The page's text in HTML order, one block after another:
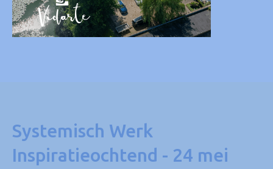
Systemisch Werk
Inspiratieochtend - 24 mei